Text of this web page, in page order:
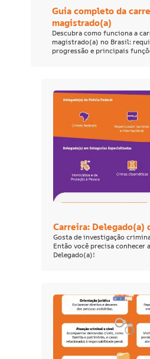
Guia completo da
magistrado(a)
Descubra como funciona a
magistrado(a) no Brasil:
progressão e principais
Carreira: Delegado(a)
Gosta de investigação
Então você precisa conhecer
Delegado(a)!